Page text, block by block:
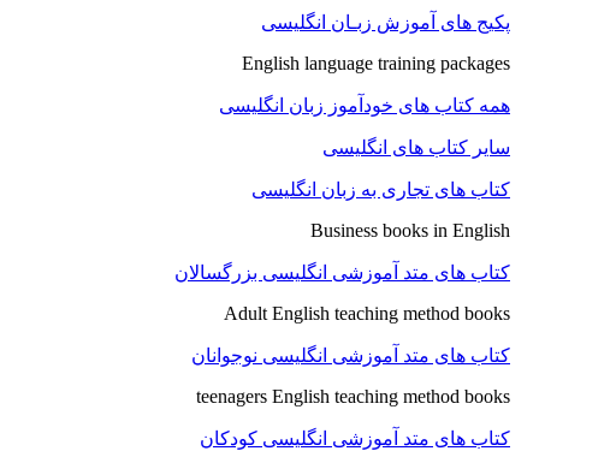
پکیج های آموزش زبـان انگلیسی
English language training packages
همه کتاب های خودآموز زبان انگلیسی
سایر کتاب های انگلیسی
کتاب های تجاری به زبان انگلیسی
Business books in English
کتاب های متد آموزشی انگلیسی بزرگسالان
Adult English teaching method books
کتاب های متد آموزشی انگلیسی نوجوانان
teenagers English teaching method books
کتاب های متد آموزشی انگلیسی کودکان